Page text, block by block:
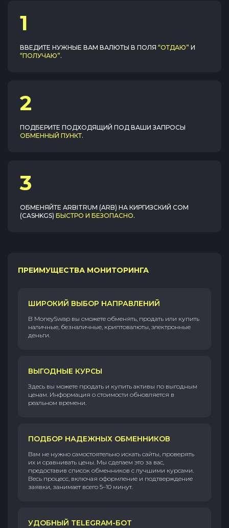
1
ВВЕДИТЕ НУЖНЫЕ ВАМ ВАЛЮТЫ В ПОЛЯ “ОТДАЮ” И
“ПОЛУЧАЮ”.
2
ПОДБЕРИТЕ ПОДХОДЯЩИЙ ПОД ВАШИ ЗАПРОСЫ
ОБМЕННЫЙ ПУНКТ.
3
ОБМЕНЯЙТЕ ARBITRUM (ARB) НА КИРГИЗСКИЙ СОМ
(CASHKGS) БЫСТРО И БЕЗОПАСНО.
ПРЕИМУЩЕСТВА МОНИТОРИНГА
ШИРОКИЙ ВЫБОР НАПРАВЛЕНИЙ
В MoneySwap вы сможете обменять, продать или купить
наличные, безналичные, криптовалюты, электронные
деньги.
ВЫГОДНЫЕ КУРСЫ
Здесь вы можете продать и купить активы по выгодным
ценам. Информация о стоимости обновляется в
реальном времени.
ПОДБОР НАДЕЖНЫХ ОБМЕННИКОВ
Вам не нужно самостоятельно искать сайты, проверять
их и сравнивать цены. Мы сделаем это за вас,
предоставив список обменников с лучшими курсами.
Весь процесс, включая оформление и подтверждение
заявки, занимает всего 5–10 минут.
УДОБНЫЙ TELEGRAM-БОТ